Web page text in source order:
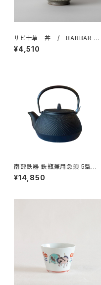
サビ十草 丼 / BARBAR 波
佐見焼
¥4,510
南部鉄器 鉄瓶兼用急須 5型新
アラレ IH対応 / 岩鋳
¥14,850